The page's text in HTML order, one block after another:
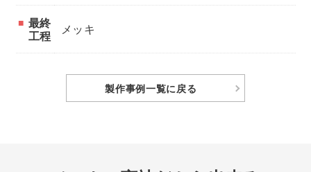
最終
工程
メッキ
製作事例一覧に戻る